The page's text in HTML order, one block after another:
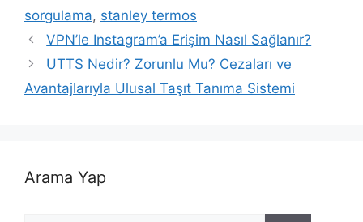
sorgulama, stanley termos
VPN’le Instagram’a Erişim Nasıl Sağlanır?
UTTS Nedir? Zorunlu Mu? Cezaları ve
Avantajlarıyla Ulusal Taşıt Tanıma Sistemi
Arama Yap